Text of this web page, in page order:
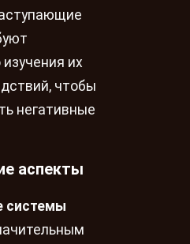
их
чтобы
негативные
аспекты
системы